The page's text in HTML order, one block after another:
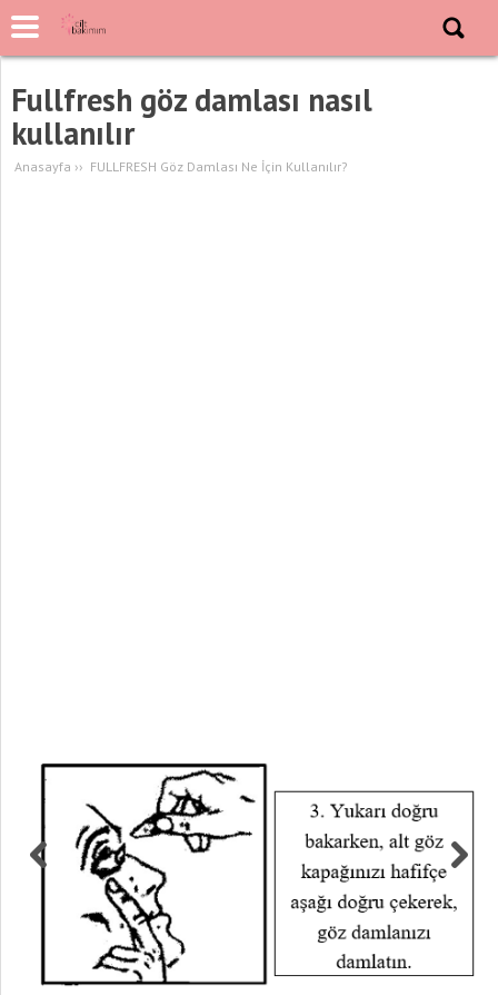
Fullfresh göz damlası nasıl
kullanılır
Anasayfa ›› FULLFRESH Göz Damlası Ne İçin Kullanılır?